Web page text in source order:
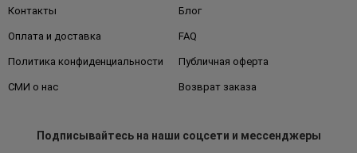
Контакты Блог
Оплата и доставка FAQ
Политика конфиденциальности Публичная оферта
СМИ о нас Возврат заказа
Подписывайтесьна наши соцсети и мессенджеры